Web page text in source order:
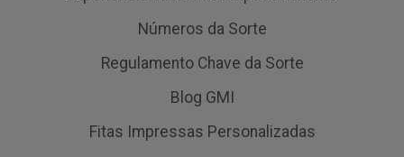
Números da Sorte
Regulamento Chave da Sorte
Blog GMI
Fitas Impressas Personalizadas